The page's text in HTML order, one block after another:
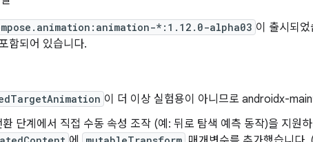
*:1.12.0-alpha03 이 출시되
함되어 있습니다.
이 더 이상 실험용이 아니므로 androidx-
단계에서 직접 수동 속성 조작 (예: 뒤로 탐색 예측 동작)을 지원